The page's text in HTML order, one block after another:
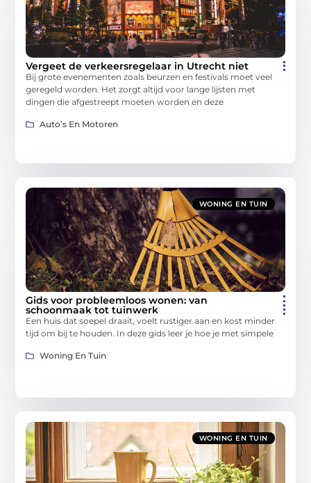
Vergeet de verkeersregelaar in Utrecht niet
Bij grote evenementen zoals beurzen en festivals moet veel
geregeld worden. Het zorgt altijd voor lange lijsten met
dingen die afgestreept moeten worden en deze
Auto’s En Motoren
WONING EN TUIN
Gids voor probleemloos wonen: van
schoonmaak tot tuinwerk
Een huis dat soepel draait, voelt rustiger aan en kost minder
tijd om bij te houden. In deze gids leer je hoe je met simpele
Woning En Tuin
WONING EN TUIN